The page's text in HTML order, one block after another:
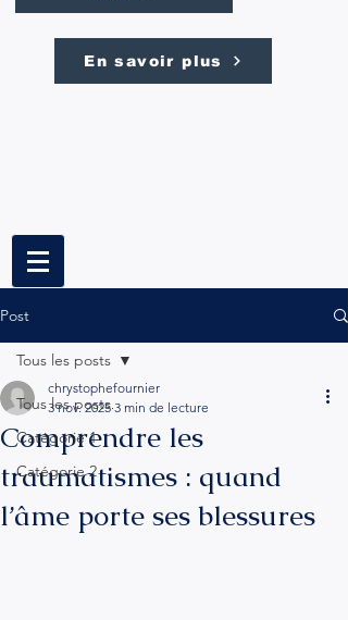
En savoir plus
Post
Tous les posts
Catégorie 1
Catégorie 2
Tous les posts
Comprendre les
traumatismes : quand
l’âme porte ses blessures
chrystophefournier
3 nov. 2025 3 min de lecture